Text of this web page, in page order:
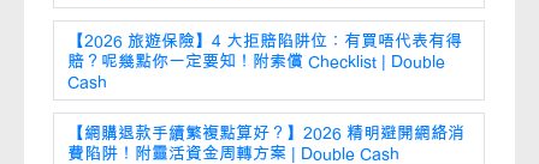
【2026 旅遊保險】4 大拒賠陷阱位：有買唔代表有得
賠？呢幾點你一定要知！附索償 Checklist | Double
Cash
【網購退款手續繁複點算好？】2026 精明避開網絡消
費陷阱！附靈活資金周轉方案 | Double Cash